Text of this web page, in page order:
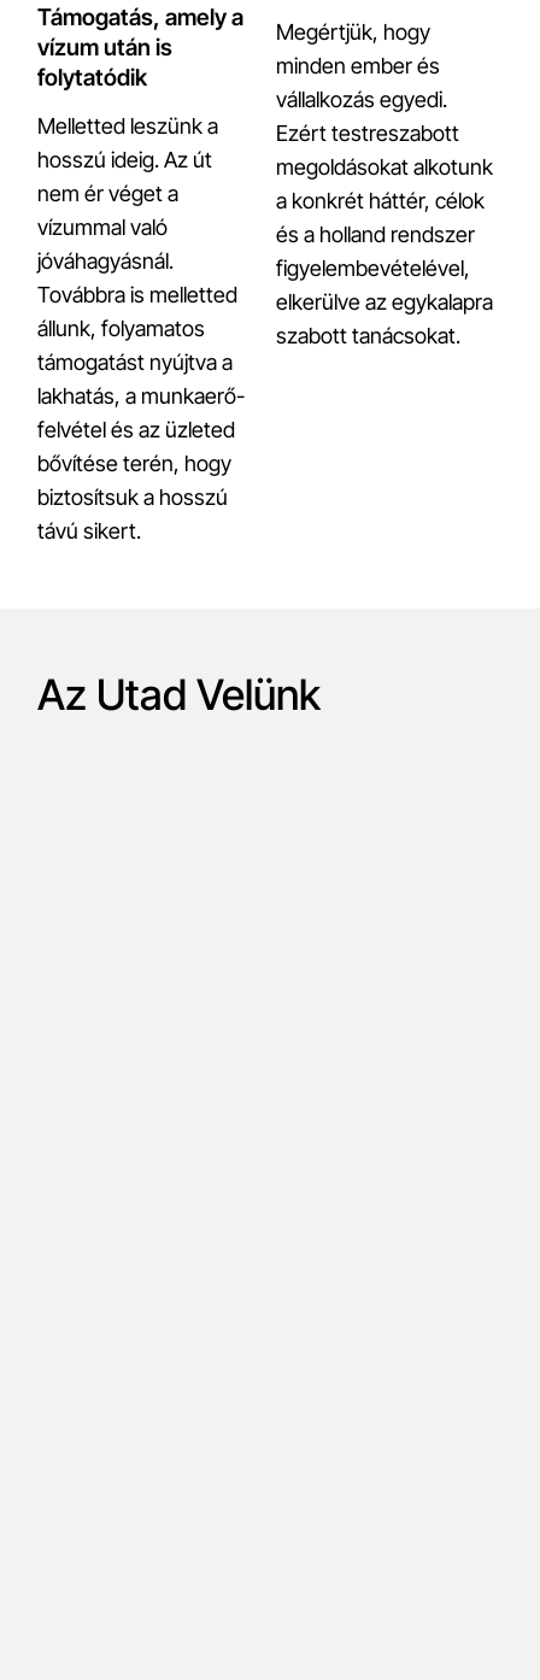
Támogatás, amely a
vízum után is
folytatódik
Melletted leszünk a
hosszú ideig. Az út
nem ér véget a
vízummal való
jóváhagyásnál.
Továbbra is melletted
állunk, folyamatos
támogatást nyújtva a
lakhatás, a munkaerő-
felvétel és az üzleted
bővítése terén, hogy
biztosítsuk a hosszú
távú sikert.
Megértjük, hogy
minden ember és
vállalkozás egyedi.
Ezért testreszabott
megoldásokat alkotunk
a konkrét háttér, célok
és a holland rendszer
figyelembevételével,
elkerülve az egykalapra
szabott tanácsokat.
Az Utad Velünk